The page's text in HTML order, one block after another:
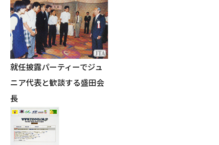
就任披露パーティーでジュ
ニア代表と歓談する盛田会
長